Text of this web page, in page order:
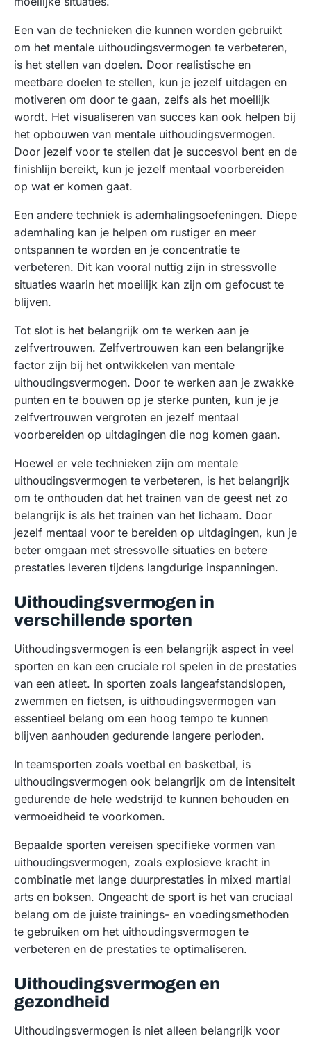
Een van de technieken die kunnen worden gebruikt
om het mentale uithoudingsvermogen te verbeteren,
is het stellen van doelen. Door realistische en
meetbare doelen te stellen, kun je jezelf uitdagen en
motiveren om door te gaan, zelfs als het moeilijk
wordt. Het visualiseren van succes kan ook helpen bij
het opbouwen van mentale uithoudingsvermogen.
Door jezelf voor te stellen dat je succesvol bent en de
finishlijn bereikt, kun je jezelf mentaal voorbereiden
op wat er komen gaat.
Een andere techniek is ademhalingsoefeningen. Diepe
ademhaling kan je helpen om rustiger en meer
ontspannen te worden en je concentratie te
verbeteren. Dit kan vooral nuttig zijn in stressvolle
situaties waarin het moeilijk kan zijn om gefocust te
blijven.
Tot slot is het belangrijk om te werken aan je
zelfvertrouwen. Zelfvertrouwen kan een belangrijke
factor zijn bij het ontwikkelen van mentale
uithoudingsvermogen. Door te werken aan je zwakke
punten en te bouwen op je sterke punten, kun je je
zelfvertrouwen vergroten en jezelf mentaal
voorbereiden op uitdagingen die nog komen gaan.
Hoewel er vele technieken zijn om mentale
uithoudingsvermogen te verbeteren, is het belangrijk
om te onthouden dat het trainen van de geest net zo
belangrijk is als het trainen van het lichaam. Door
jezelf mentaal voor te bereiden op uitdagingen, kun je
beter omgaan met stressvolle situaties en betere
prestaties leveren tijdens langdurige inspanningen.
Uithoudingsvermogen in
verschillende sporten
Uithoudingsvermogen is een belangrijk aspect in veel
sporten en kan een cruciale rol spelen in de prestaties
van een atleet. In sporten zoals langeafstandslopen,
zwemmen en fietsen, is uithoudingsvermogen van
essentieel belang om een hoog tempo te kunnen
blijven aanhouden gedurende langere perioden.
In teamsporten zoals voetbal en basketbal, is
uithoudingsvermogen ook belangrijk om de intensiteit
gedurende de hele wedstrijd te kunnen behouden en
vermoeidheid te voorkomen.
Bepaalde sporten vereisen specifieke vormen van
uithoudingsvermogen, zoals explosieve kracht in
combinatie met lange duurprestaties in mixed martial
arts en boksen. Ongeacht de sport is het van cruciaal
belang om de juiste trainings- en voedingsmethoden
te gebruiken om het uithoudingsvermogen te
verbeteren en de prestaties te optimaliseren.
Uithoudingsvermogen en
gezondheid
Uithoudingsvermogen is niet alleen belangrijk voor